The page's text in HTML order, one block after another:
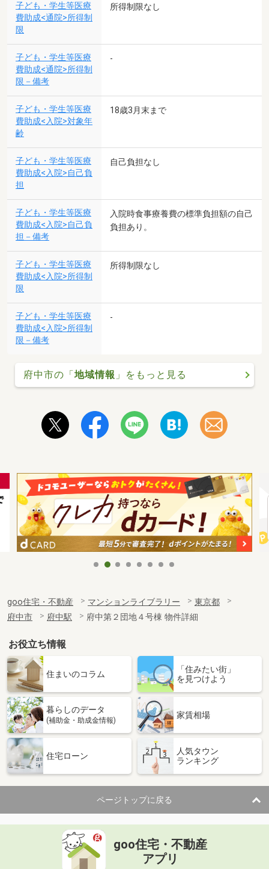
子ども・学生等医療
費助成<通院>所得制
限
所得制限なし
子ども・学生等医療
費助成<通院>所得制
限－備考
-
子ども・学生等医療
費助成<入院>対象年
齢
18歳3月末まで
子ども・学生等医療
費助成<入院>自己負
担
自己負担なし
子ども・学生等医療
費助成<入院>自己負
担－備考
入院時食事療養費の標準負担額の自己
負担あり。
子ども・学生等医療
費助成<入院>所得制
限
所得制限なし
子ども・学生等医療
費助成<入院>所得制
限－備考
-
府中市の「地域情報 」をもっと見る
goo住宅・不動産 マンションライブラリー
東京都
府中市
府中駅 府中第２団地４号棟 物件詳細
お役立ち情報
住まいのコラム
「住みたい街」
を見つけよう
暮らしのデータ
(補助金・助成金情報)
家賃相場
住宅ローン
人気タウン
ランキング
ページトップに戻る
goo住宅・不動産
アプリ